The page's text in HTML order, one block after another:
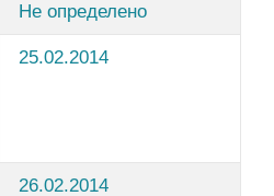
Не определено
25.02.2014
26.02.2014